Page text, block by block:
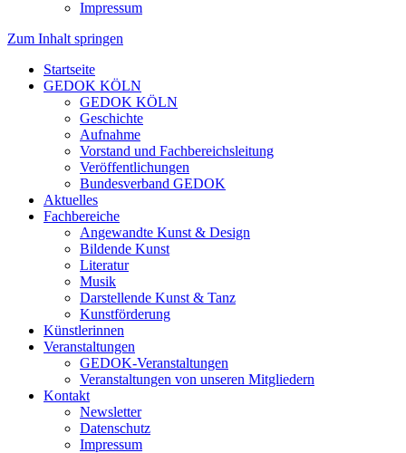
Impressum
Zum Inhalt springen
Startseite
GEDOK KÖLN
GEDOK KÖLN
Geschichte
Aufnahme
Vorstand und Fachbereichsleitung
Veröffentlichungen
Bundesverband GEDOK
Aktuelles
Fachbereiche
Angewandte Kunst & Design
Bildende Kunst
Literatur
Musik
Darstellende Kunst & Tanz
Kunstförderung
Künstlerinnen
Veranstaltungen
GEDOK-Veranstaltungen
Veranstaltungen von unseren Mitgliedern
Kontakt
Newsletter
Datenschutz
Impressum